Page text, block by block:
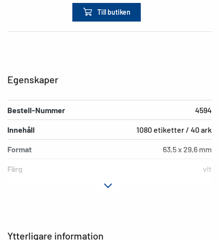
Till butiken
Ytterligare information
Egenskaper
Bestell-Nummer 4594
Innehåll 1080 etiketter / 40 ark
Format 63,5 x 29,6 mm
Färg vit